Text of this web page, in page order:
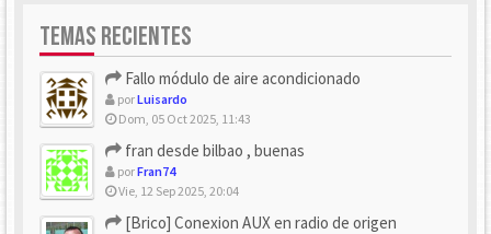
TEMAS RECIENTES
Fallo módulo de aire acondicionado
porLuisardo
Dom, 05 Oct 2025, 11:43
fran desde bilbao , buenas
porFran74
Vie, 12 Sep 2025, 20:04
[Brico] Conexion AUX en radio de origen